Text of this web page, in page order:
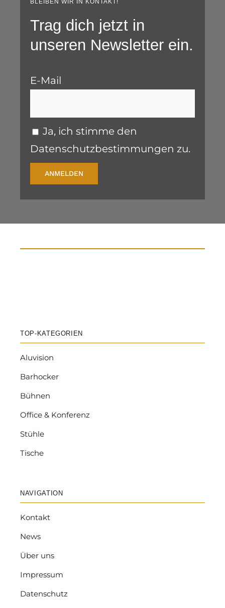
BLEIBEN WIR IN KONTAKT!
Trag dich jetzt in
unseren Newsletter ein.
E-Mail
Ja, ich stimme den
Datenschutzbestimmungen zu.
ANMELDEN
TOP-KATEGORIEN
Aluvision
Barhocker
Bühnen
Office & Konferenz
Stühle
Tische
NAVIGATION
Kontakt
News
Über uns
Impressum
Datenschutz